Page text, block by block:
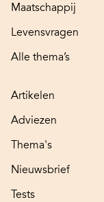
Maatschappij
Levensvragen
Alle thema’s
Artikelen
Adviezen
Thema's
Nieuwsbrief
Tests